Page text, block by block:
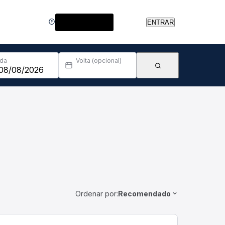
ENTRAR
Volta (opcional)
Ordenar por:Recomendado